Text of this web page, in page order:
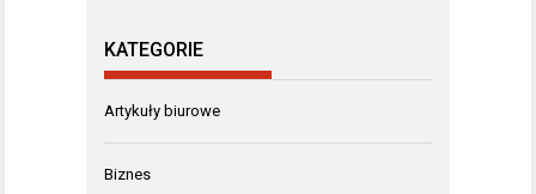
KATEGORIE
Artykuły biurowe
Biznes